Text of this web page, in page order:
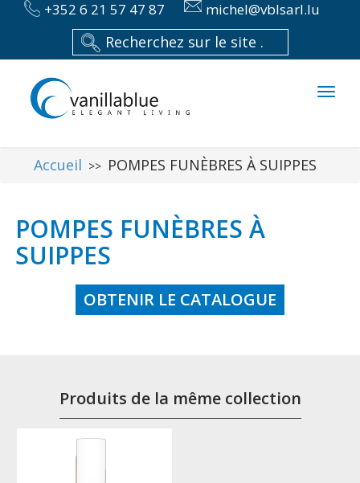
+352 6 21 57 47 87 michel@vblsarl.lu
Accueil >> POMPES FUNÈBRES À SUIPPES
POMPES FUNÈBRES À
SUIPPES
OBTENIR LE CATALOGUE
Produits de la même collection